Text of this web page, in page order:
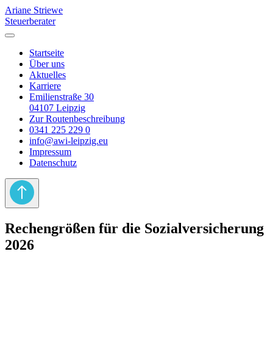
Ariane Striewe
Steuerberater
Startseite
Über uns
Aktuelles
Karriere
Emilienstraße 30
04107 Leipzig
Zur Routenbeschreibung
0341 225 229 0
info@awi-leipzig.eu
Impressum
Datenschutz
Rechengrößen für die Sozialversicherung
2026